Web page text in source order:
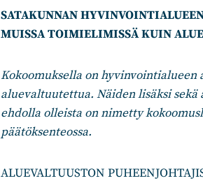
SATAKUNNAN
MUISSA TOIMIELIMISSÄ KUIN
Kokoomuksella on hyvinvointialueen
aluevaltuutettua. Näiden lisäksi
ehdolla olleista on nimetty
päätöksenteossa.
ALUEVALTUUSTON